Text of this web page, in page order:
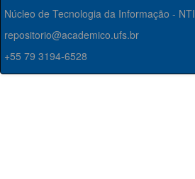
Núcleo de Tecnologia da Informação - NTI
repositorio@academico.ufs.br
+55 79 3194-6528